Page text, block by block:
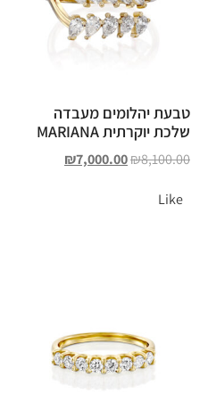
טבעת יהלומים מעבדה
שלכת יוקרתית MARIANA
₪8,100.00
₪7,000.00
Like